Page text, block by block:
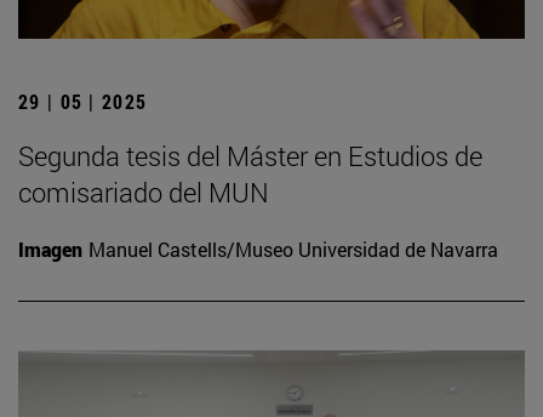
29 | 05 | 2025
Segunda tesis del Máster en Estudios de
comisariado del MUN
Imagen Manuel Castells/Museo Universidad de Navarra